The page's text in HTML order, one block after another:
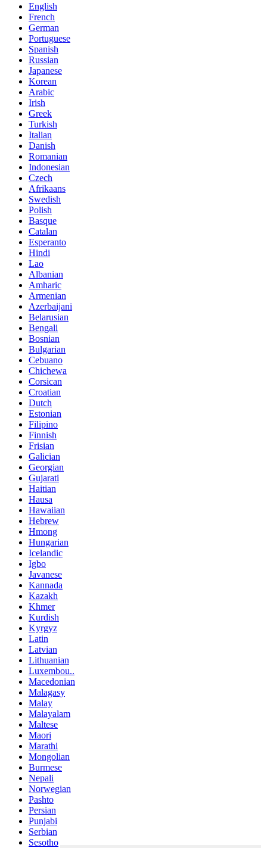
English
French
German
Portuguese
Spanish
Russian
Japanese
Korean
Arabic
Irish
Greek
Turkish
Italian
Danish
Romanian
Indonesian
Czech
Afrikaans
Swedish
Polish
Basque
Catalan
Esperanto
Hindi
Lao
Albanian
Amharic
Armenian
Azerbaijani
Belarusian
Bengali
Bosnian
Bulgarian
Cebuano
Chichewa
Corsican
Croatian
Dutch
Estonian
Filipino
Finnish
Frisian
Galician
Georgian
Gujarati
Haitian
Hausa
Hawaiian
Hebrew
Hmong
Hungarian
Icelandic
Igbo
Javanese
Kannada
Kazakh
Khmer
Kurdish
Kyrgyz
Latin
Latvian
Lithuanian
Luxembou..
Macedonian
Malagasy
Malay
Malayalam
Maltese
Maori
Marathi
Mongolian
Burmese
Nepali
Norwegian
Pashto
Persian
Punjabi
Serbian
Sesotho